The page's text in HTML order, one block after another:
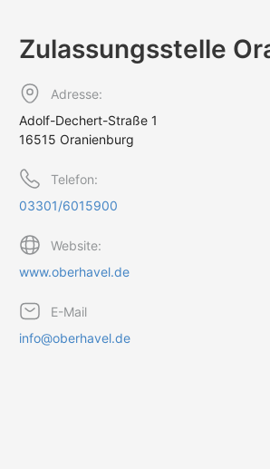
Zulassungs­stelle
Adresse:
Adolf-Dechert-Straße 1
16515 Oranienburg
Telefon:
03301/6015900
Website:
www.oberhavel.de
E-Mail
info@oberhavel.de